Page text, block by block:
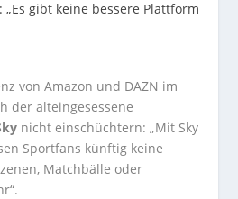
von Amazon und DAZN im
der alteingesessene
nicht einschüchtern: „Mit Sky
Sportfans künftig keine
Matchbälle oder